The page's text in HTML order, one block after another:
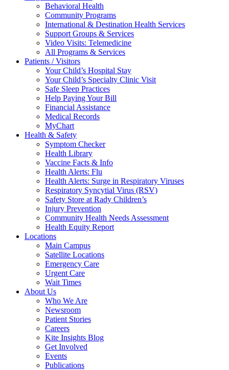
Behavioral Health
Community Programs
International & Destination Health Services
Support Groups & Services
Video Visits: Telemedicine
All Programs & Services
Patients / Visitors
Your Child’s Hospital Stay
Your Child’s Specialty Clinic Visit
Safe Sleep Practices
Help Paying Your Bill
Financial Assistance
Medical Records
MyChart
Health & Safety
Symptom Checker
Health Library
Vaccine Facts & Info
Health Alerts: Flu
Health Alerts: Surge in Respiratory Viruses
Respiratory Syncytial Virus (RSV)
Safety Store at Rady Children’s
Injury Prevention
Community Health Needs Assessment
Health Equity Report
Locations
Main Campus
Satellite Locations
Emergency Care
Urgent Care
Wait Times
About Us
Who We Are
Newsroom
Patient Stories
Careers
Kite Insights Blog
Get Involved
Events
Publications